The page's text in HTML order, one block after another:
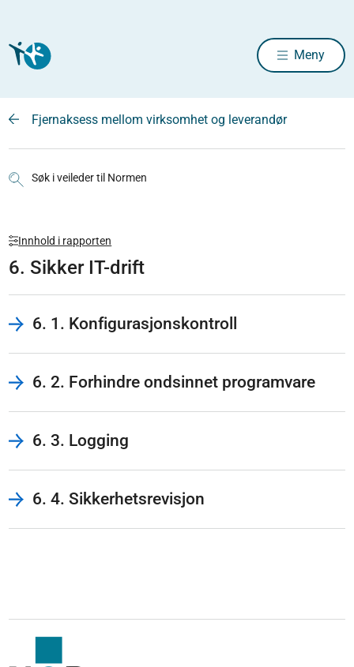
Meny
Fjernaksess mellom virksomhet og leverandør
Søk i veileder til Normen
Innhold i rapporten
6. Sikker IT-drift
6. 1. Konfigurasjonskontroll
6. 2. Forhindre ondsinnet programvare
6. 3. Logging
6. 4. Sikkerhetsrevisjon